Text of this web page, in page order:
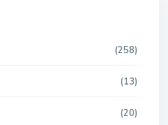
(258)
(13)
(20)